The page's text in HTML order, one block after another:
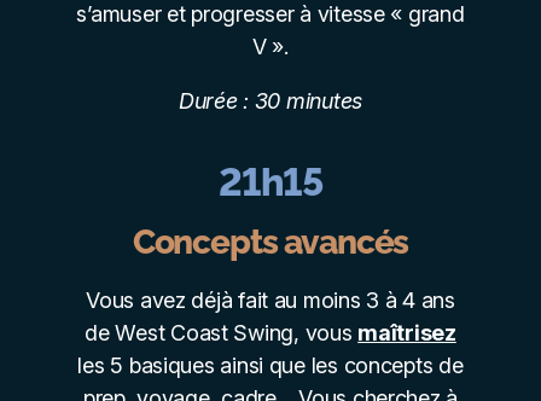
s’amuser et progresser à vitesse « grand
V ».
Durée : 30 minutes
21h15
Concepts avancés
Vous avez déjà fait au moins 3 à 4 ans
de West Coast Swing, vous maîtrisez
les 5 basiques ainsi que les concepts de